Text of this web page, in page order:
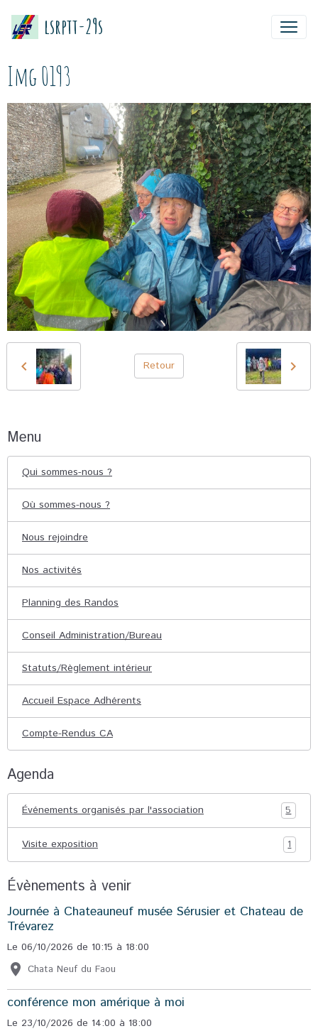
lsrptt-29s
Img 0193
Retour
Menu
Qui sommes-nous ?
Où sommes-nous ?
Nous rejoindre
Nos activités
Planning des Randos
Conseil Administration/Bureau
Statuts/Règlement intérieur
Accueil Espace Adhérents
Compte-Rendus CA
Agenda
Événements organisés par l'association 5
Visite exposition 1
Évènements à venir
Journée à Chateauneuf musée Sérusier et Chateau de
Trévarez
Le 06/10/2026 de 10:15 à 18:00
Chata Neuf du Faou
conférence mon amérique à moi
Le 23/10/2026 de 14:00 à 18:00